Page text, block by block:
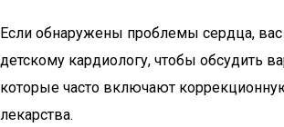
Если обнаружены проблемы сердца, вас
детскому кардиологу, чтобы обсудить
которые часто включают
лекарства.